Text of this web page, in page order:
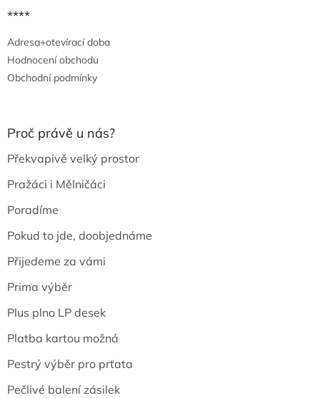
****
Adresa+otevírací doba
Hodnocení obchodu
Obchodní podmínky
Proč právě u nás?
Překvapivě velký prostor
Pražáci i Mělničáci
Poradíme
Pokud to jde, doobjednáme
Přijedeme za vámi
Prima výběr
Plus plno LP desek
Platba kartou možná
Pestrý výběr pro prťata
Pečlivé balení zásilek